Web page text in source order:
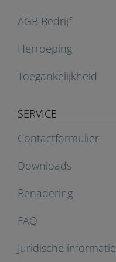
AGB Bedrijf
Herroeping
Toegankelijkheid
SERVICE
Contactformulier
Downloads
Benadering
FAQ
Juridische informatie